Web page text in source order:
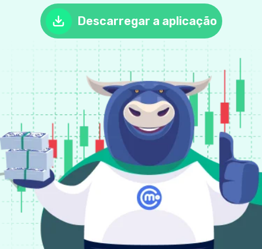
Descarregar a aplicação